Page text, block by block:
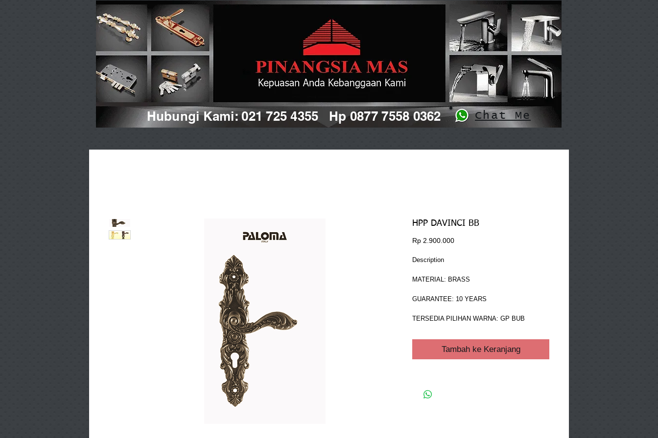
Hubungi Kami: 021 725 4355 Hp 0877 7558 0362 Chat Me
HPP DAVINCI BB
Rp 2.900.000Harga
Description
MATERIAL: BRASS
GUARANTEE: 10 YEARS
TERSEDIA PILIHAN WARNA: GP BUB
Tambah ke Keranjang